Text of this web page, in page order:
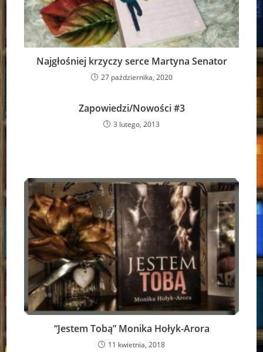
Najgłośniej krzyczy serce Martyna Senator
27 października, 2020
Zapowiedzi/Nowości #3
3 lutego, 2013
“Jestem Tobą” Monika Hołyk-Arora
11 kwietnia, 2018